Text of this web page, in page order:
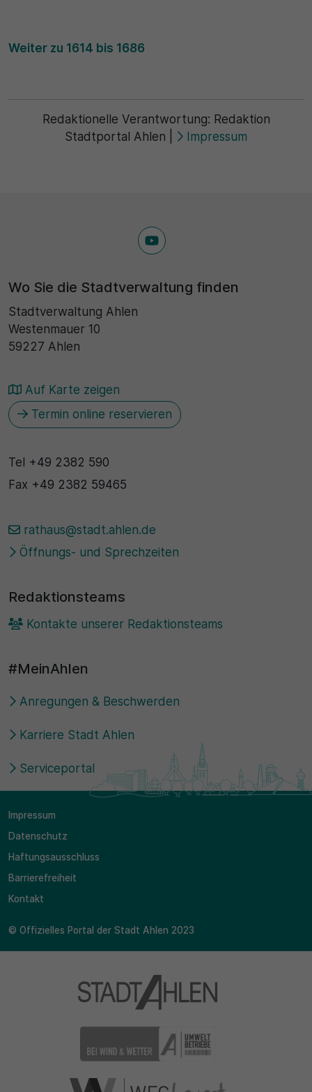
Weiter zu 1614 bis 1686
Redaktionelle Verantwortung: Redaktion
Stadtportal Ahlen
Impressum
Wo Sie die Stadtverwaltung finden
Stadtverwaltung Ahlen
Westenmauer 10
59227 Ahlen
Auf Karte zeigen
Termin online reservieren
Tel +49 2382 590
Fax +49 2382 59465
rathaus@stadt.ahlen.de
Öffnungs- und Sprechzeiten
Redaktionsteams
Kontakte unserer Redaktionsteams
#MeinAhlen
Anregungen & Beschwerden
Karriere Stadt Ahlen
Serviceportal
Impressum
Datenschutz
Haftungsausschluss
Barrierefreiheit
Kontakt
© Offizielles Portal der Stadt Ahlen 2023